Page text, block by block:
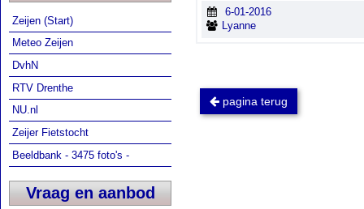
Zeijen (Start)
Meteo Zeijen
DvhN
RTV Drenthe
NU.nl
Zeijer Fietstocht
Beeldbank - 3475 foto's -
Vraag en aanbod
6-01-2016
Lyanne
pagina terug